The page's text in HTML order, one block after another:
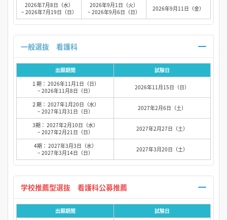
2026年7月8日（水）
~ 2026年7月19日（日）
2026年9月1日（火）
~ 2026年9月6日（日）
2026年9月11日（金）
出願期間
試験日
１期： 2026年11月1日（日）
~ 2026年11月8日（日）
2026年11月15日（日）
２期： 2027年1月20日（水）
~ 2027年1月31日（日）
2027年2月6日（土）
3期： 2027年2月10日（水）
~ 2027年2月21日（日）
2027年2月27日（土）
4期： 2027年3月3日（水）
~ 2027年3月14日（日）
2027年3月20日（土）
出願期間
試験日